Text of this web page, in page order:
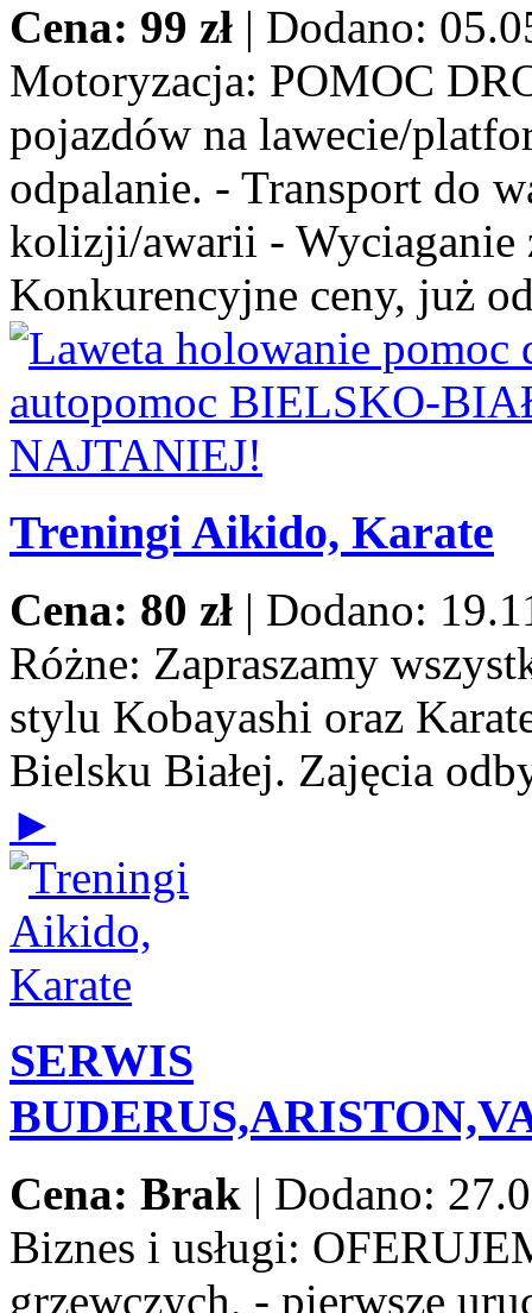
Cena: 99 zł | Dodano:
Motoryzacja: POMOC
pojazdów na lawecie/
odpalanie. - Transport do
kolizji/awarii - Wyciaganie
Konkurencyjne ceny, już
Treningi Aikido, Karate
Cena: 80 zł | Dodano:
Różne: Zapraszamy
stylu Kobayashi oraz
Bielsku Białej. Zajęcia
►
SERWIS
Cena: Brak | Dodano:
Biznes i usługi:
grzewczych, - pierwsze